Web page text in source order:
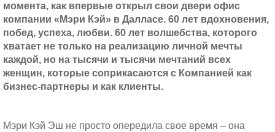
момента, как впервые открыл свои двери офис
компании «Мэри Кэй» в Далласе. 60 лет вдохновения,
побед, успеха, любви. 60 лет волшебства, которого
хватает не только на реализацию личной мечты
каждой, но на тысячи и тысячи мечтаний всех
женщин, которые соприкасаются с Компанией как
бизнес-партнеры и как клиенты.
Мэри Кэй Эш не просто опередила свое время – она